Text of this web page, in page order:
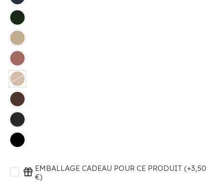
EMBALLAGE CADEAU POUR CE PRODUIT (+3,50
€)